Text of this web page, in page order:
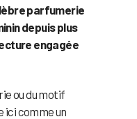
parfumerie
depuis plus
engagée
ou du motif
ici comme un